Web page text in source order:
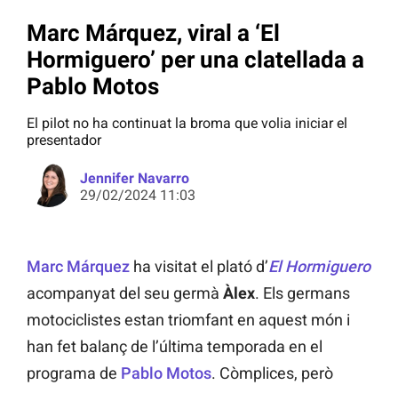
Marc Márquez, viral a ‘El
Hormiguero’ per una clatellada a
Pablo Motos
El pilot no ha continuat la broma que volia iniciar el
presentador
Jennifer Navarro
29/02/2024 11:03
Marc Márquez ha visitat el plató d’El Hormiguero
acompanyat del seu germà Àlex. Els germans
motociclistes estan triomfant en aquest món i
han fet balanç de l’última temporada en el
programa de Pablo Motos. Còmplices, però